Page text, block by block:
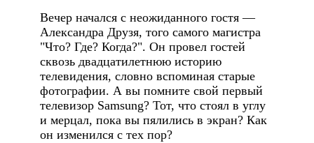
Вечер начался с неожиданного гостя —
Александра Друзя, того самого магистра
"Что? Где? Когда?". Он провел гостей
сквозь двадцатилетнюю историю
телевидения, словно вспоминая старые
фотографии. А вы помните свой первый
телевизор Samsung? Тот, что стоял в углу
и мерцал, пока вы пялились в экран? Как
он изменился с тех пор?